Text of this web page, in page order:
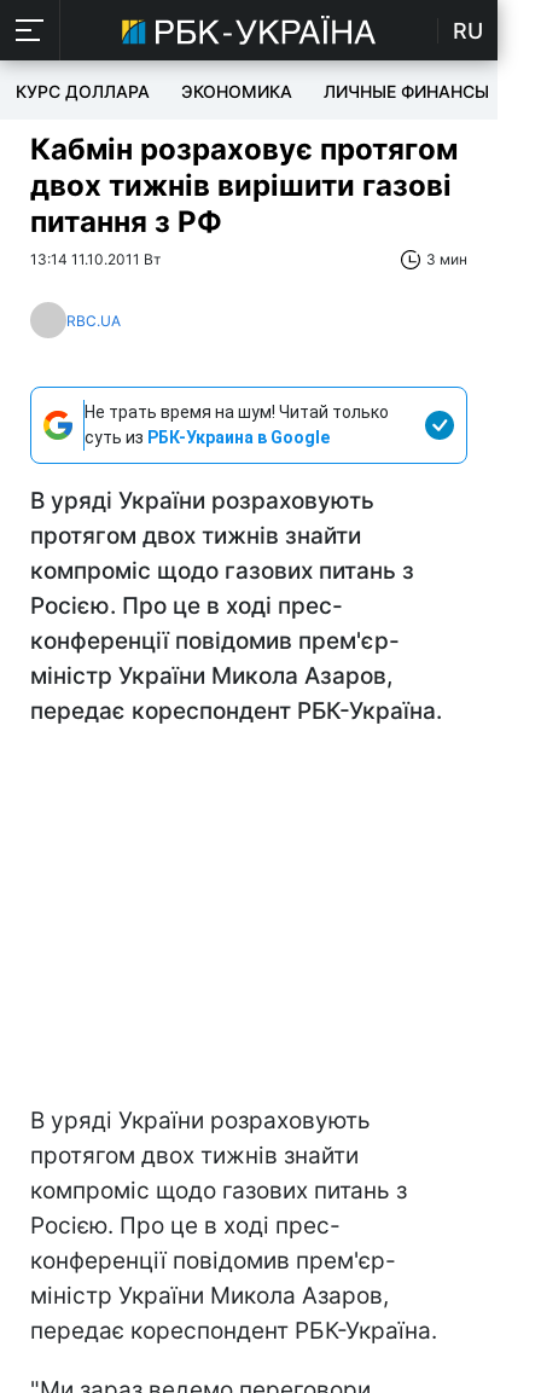
RU
КУРС ДОЛЛАРА ЭКОНОМИКА ЛИЧНЫЕ ФИНАНСЫ
Кабмін розраховує протягом
двох тижнів вирішити газові
питання з РФ
13:14 11.10.2011 Вт 3 мин
RBC.UA
Не трать время на шум! Читай только
суть из РБК-Украина в Google
В уряді України розраховують
протягом двох тижнів знайти
компроміс щодо газових питань з
Росією. Про це в ході прес-
конференції повідомив прем'єр-
міністр України Микола Азаров,
передає кореспондент РБК-Україна.
В уряді України розраховують
протягом двох тижнів знайти
компроміс щодо газових питань з
Росією. Про це в ході прес-
конференції повідомив прем'єр-
міністр України Микола Азаров,
передає кореспондент РБК-Україна.